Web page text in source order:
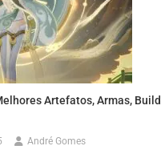
Artefatos, Armas,
André Gomes